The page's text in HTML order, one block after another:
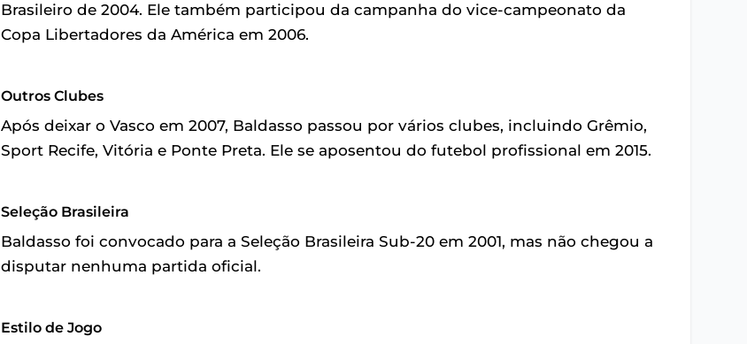
Brasileiro de 2004. Ele também participou da campanha do vice-campeonato da
Copa Libertadores da América em 2006.
Outros Clubes
Após deixar o Vasco em 2007, Baldasso passou por vários clubes, incluindo Grêmio,
Sport Recife, Vitória e Ponte Preta. Ele se aposentou do futebol profissional em 2015.
Seleção Brasileira
Baldasso foi convocado para a Seleção Brasileira Sub-20 em 2001, mas não chegou a
disputar nenhuma partida oficial.
Estilo de Jogo